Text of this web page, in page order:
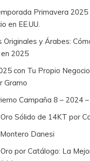
Primavera
en EE.UU.
Originales y Árabes:
2025
con Tu Propio
Gramo
Campaña 8 – 2024
Sólido de 14KT por
Danesi
por Catálogo: La